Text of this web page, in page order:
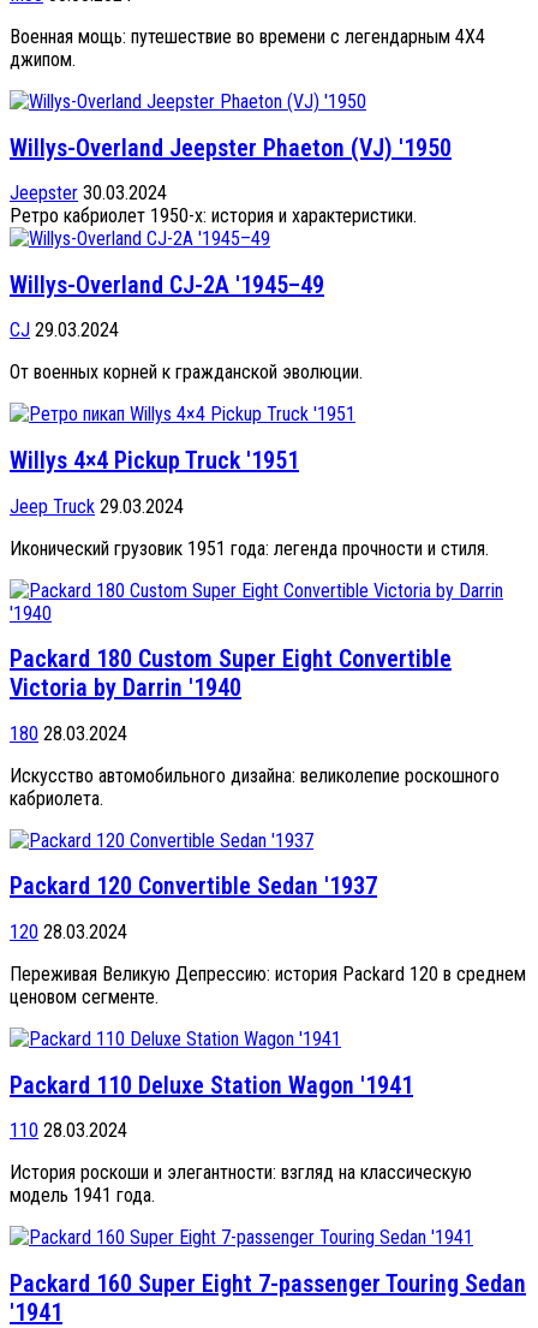
Военная мощь: путешествие во времени с легендарным 4X4
джипом.
Willys-Overland Jeepster Phaeton (VJ) '1950
Jeepster 30.03.2024
Ретро кабриолет 1950-х: история и характеристики.
Willys-Overland CJ-2A '1945–49
CJ 29.03.2024
От военных корней к гражданской эволюции.
Willys 4×4 Pickup Truck '1951
Jeep Truck 29.03.2024
Иконический грузовик 1951 года: легенда прочности и стиля.
Packard 180 Custom Super Eight Convertible
Victoria by Darrin '1940
180 28.03.2024
Искусство автомобильного дизайна: великолепие роскошного
кабриолета.
Packard 120 Convertible Sedan '1937
120 28.03.2024
Переживая Великую Депрессию: история Packard 120 в среднем
ценовом сегменте.
Packard 110 Deluxe Station Wagon '1941
110 28.03.2024
История роскоши и элегантности: взгляд на классическую
модель 1941 года.
Packard 160 Super Eight 7-passenger Touring Sedan
'1941